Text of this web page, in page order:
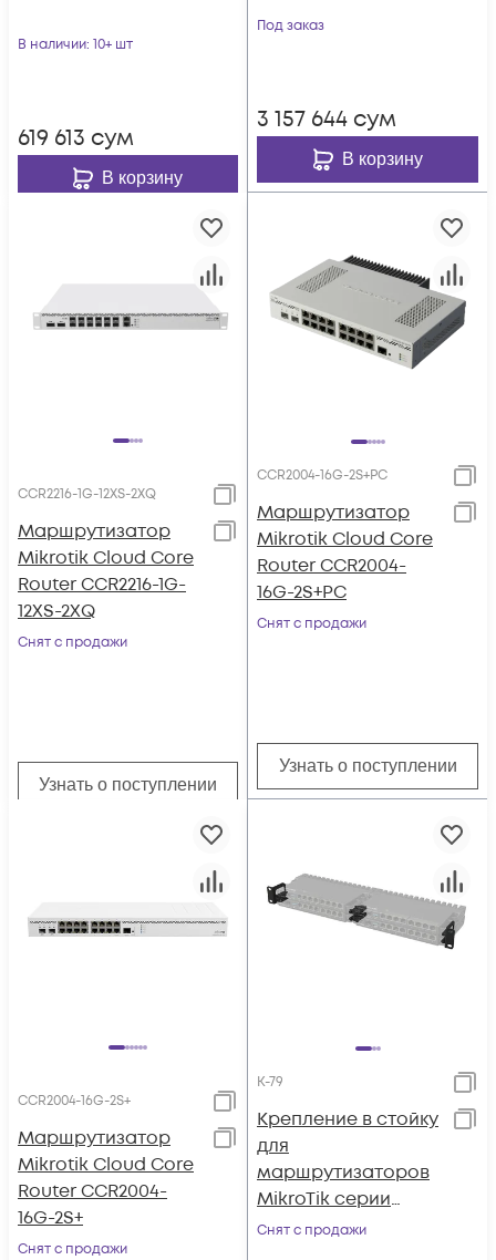
В наличии: 10+ шт
619 613 сум
В корзину
Под заказ
3 157 644 сум
В корзину
CCR2216-1G-12XS-2XQ
Маршрутизатор
Mikrotik Cloud Core
Router CCR2216-1G-
12XS-2XQ
Снят с продажи
Узнать о поступлении
CCR2004-16G-2S+PC
Маршрутизатор
Mikrotik Cloud Core
Router CCR2004-
16G-2S+PC
Снят с продажи
Узнать о поступлении
CCR2004-16G-2S+
Маршрутизатор
Mikrotik Cloud Core
Router CCR2004-
16G-2S+
Снят с продажи
K-79
Крепление в стойку
для
маршрутизаторов
MikroTik серии
RB5009
Снят с продажи